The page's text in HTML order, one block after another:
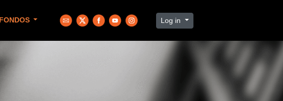
FONDOS Log in